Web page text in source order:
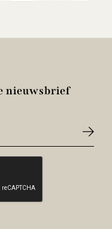
nieuwsbrief